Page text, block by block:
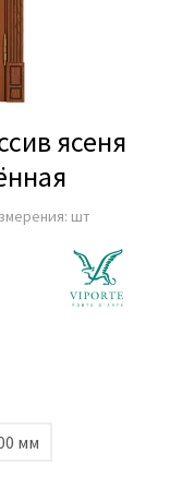
ясеня
шт
мм